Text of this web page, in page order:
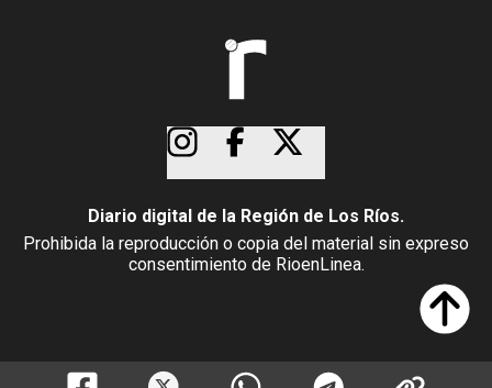
Diario digital de la Región de Los Ríos.
Prohibida la reproducción o copia del material sin expreso
consentimiento de RioenLinea.